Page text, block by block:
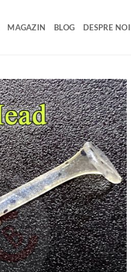
MAGAZIN BLOG DESPRE NOI
Adaugă
la
favorite